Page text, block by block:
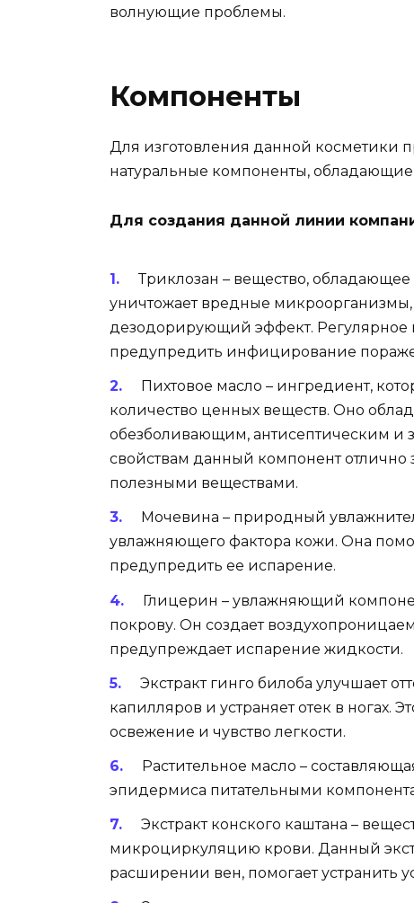
волнующие проблемы.
Компоненты
Для изготовления данной косметики
натуральные компоненты,
Для создания данной линии
Триклозан – вещество,
уничтожает вредные микроорганизмы,
дезодорирующий эффект. Регулярное
предупредить инфицирование
Пихтовое масло – ингредиент,
количество ценных веществ. Оно
обезболивающим, антисептическим
свойствам данный компонент
полезными веществами.
Мочевина – природный
увлажняющего фактора кожи. Она
предупредить ее испарение.
Глицерин – увлажняющий
покрову. Он создает
предупреждает испарение жидкости.
Экстракт гинго билоба улучшает
капилляров и устраняет отек в ногах.
освежение и чувство легкости.
Растительное масло –
эпидермиса питательными
Экстракт конского каштана –
микроциркуляцию крови. Данный
расширении вен, помогает устранить